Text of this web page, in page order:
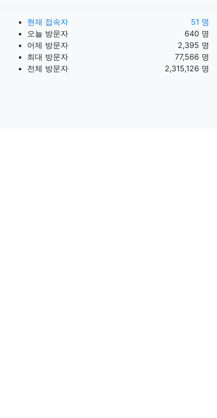
현재 접속자
51 명
오늘 방문자
640 명
어제 방문자
2,395 명
최대 방문자
77,566 명
전체 방문자
2,315,126 명